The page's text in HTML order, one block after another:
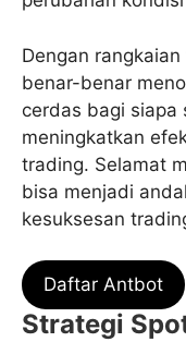
Dengan
benar-benar
cerdas bagi siapa
meningkatkan
trading. Selamat
bisa menjadi
kesuksesan
Daftar Antbot
Strategi